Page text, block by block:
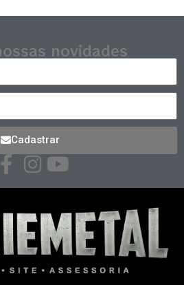
novidades
Cadastrar